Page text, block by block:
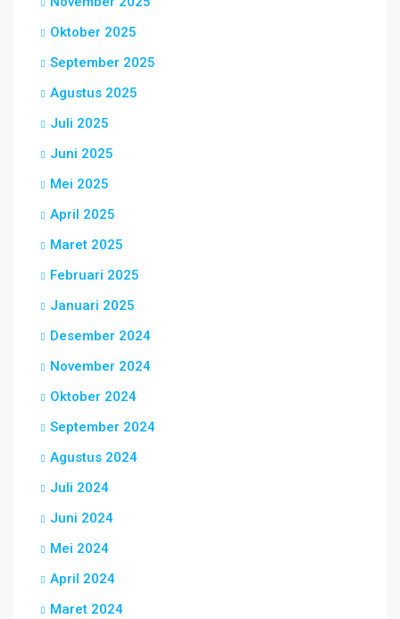
Oktober 2025
September 2025
Agustus 2025
Juli 2025
Juni 2025
Mei 2025
April 2025
Maret 2025
Februari 2025
Januari 2025
Desember 2024
November 2024
Oktober 2024
September 2024
Agustus 2024
Juli 2024
Juni 2024
Mei 2024
April 2024
Maret 2024